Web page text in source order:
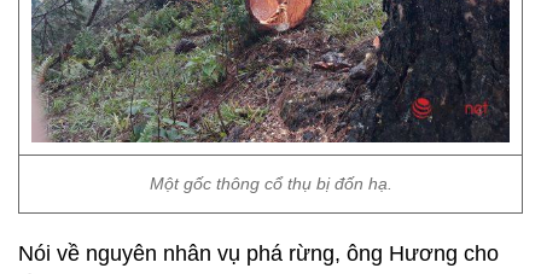
Một gốc thông cổ thụ bị đốn hạ.
Nói về nguyên nhân vụ phá rừng, ông Hương cho